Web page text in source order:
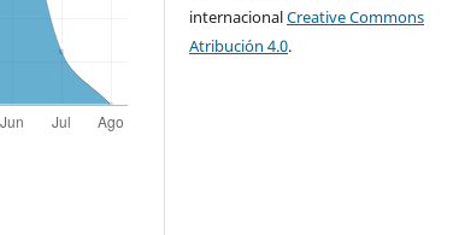
internacionalCreative Commons
Atribución 4.0.